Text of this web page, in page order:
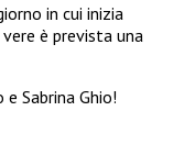
in cui inizia
è prevista una
Sabrina Ghio!